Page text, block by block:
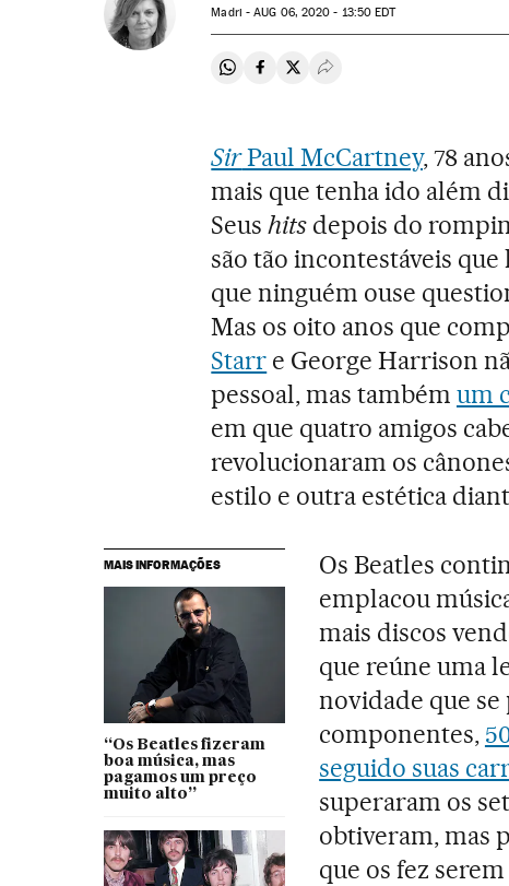
Madri -AUG 06, 2020 - 13:50 EDT
Compartir en Whatsapp
Compartir en Facebook
Compartir en Twitter
Desplegar Redes Sociales
SirPaul McCartney, 78
mais que tenha ido além
Seushits depois do
são tão incontestáveis
que ninguém ouse
Mas os oito anos que
Starr e George Harrison
pessoal, mas também um
em que quatro amigos
revolucionaram os
estilo e outra estética
MAIS INFORMAÇÕES
“Os Beatles fizeram
boa música, mas
pagamos um preço
muito alto”
Os Beatles
emplacou
mais discos
que reúne uma
novidade que se
componentes,
seguido suas
superaram os
obtiveram, mas
que os fez